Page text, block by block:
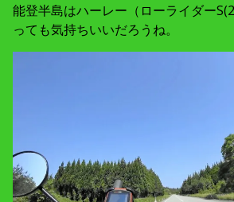
能登半島はハーレー（ローライダー
っても気持ちいいだろうね。